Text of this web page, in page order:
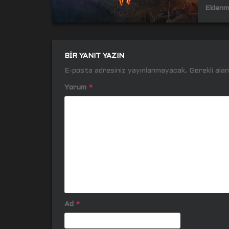
BIR YANIT YAZIN
E-posta adresiniz yayınlanmayacak. Gerekli
Yorum *
Ad *